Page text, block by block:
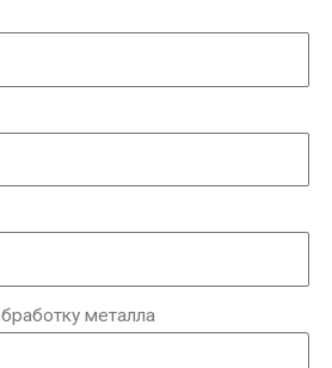
металла